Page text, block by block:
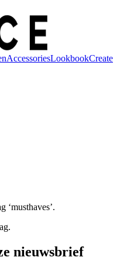
AccessoriesLookbookCreate
‘musthaves’.
nieuwsbrief